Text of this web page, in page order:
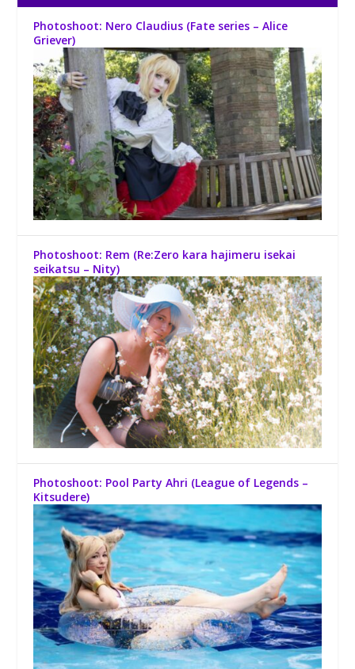
Photoshoot: Nero Claudius (Fate series – Alice
Griever)
Photoshoot: Rem (Re:Zero kara hajimeru isekai
seikatsu – Nity)
Photoshoot: Pool Party Ahri (League of Legends –
Kitsudere)